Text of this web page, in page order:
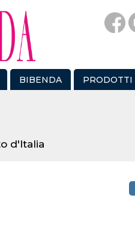
BIBENDA PRODOTTI
d'Italia